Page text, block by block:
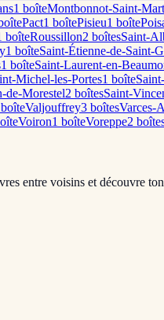
1 boîteMontbonnot-Saint-
Pact1 boîtePisieu1 boîte
boîteRoussillon2 boîtesSaint-
1 boîteSaint-Étienne-de-Saint-
1 boîteSaint-Laurent-en-
Michel-les-Portes1 boîte
de-Morestel2 boîtesSaint-
boîteValjouffrey3 boîtesVarces-
Voiron1 boîteVoreppe2 boîte
entre voisins et découvre